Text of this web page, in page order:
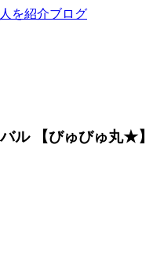
ル 【びゅびゅ丸★】